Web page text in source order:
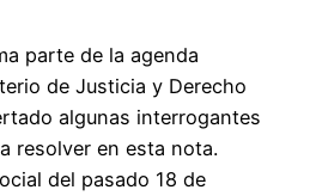
parte de la agenda
de Justicia y Derecho
algunas interrogantes
resolver en esta nota.
del pasado 18 de